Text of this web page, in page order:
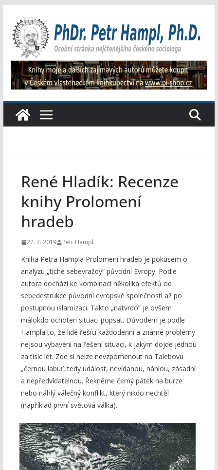
obsah
René Hladík: Recenze
knihy Prolomení
hradeb
22. 7. 2019 Petr Hampl
Kniha Petra Hampla Prolomení hradeb je pokusem o
analýzu „tiché sebevraždy“ původní Evropy. Podle
autora dochází ke kombinaci několika efektů od
sebedestrukce původní evropské společnosti až po
postupnou islamizaci. Takto „natvrdo“ je ovšem
málokdo ochoten situaci popsat. Důvodem je podle
Hampla to, že lidé řešící každodenní a známé problémy
nejsou vybaveni na řešení situací, k jakým dojde jednou
za tisíc let. Zde si nelze nevzpomenout na Talebovu
„černou labuť, tedy událost, nevídanou, náhlou, zásadní
a nepředvídatelnou. Řekněme černý pátek na burze
nebo náhlý válečný konflikt, který nikdo nechtěl
(například první světová válka).